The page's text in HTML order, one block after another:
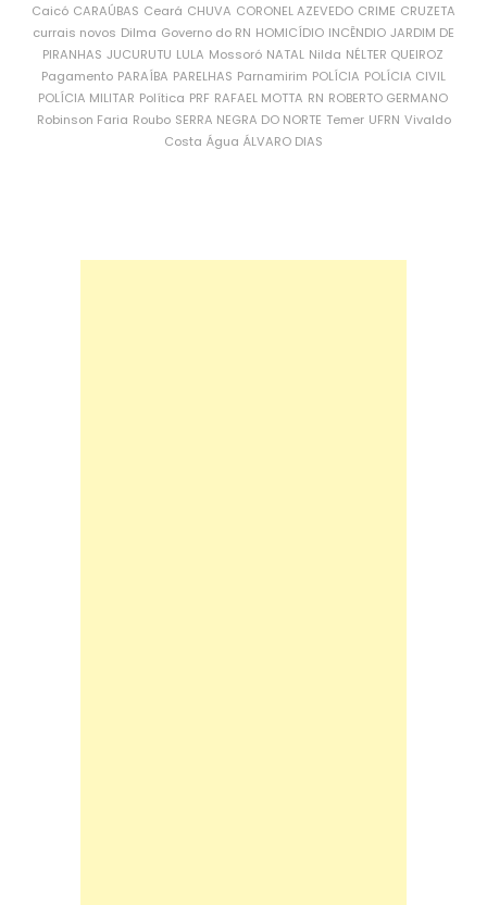
Caicó CARAÚBAS Ceará CHUVA CORONEL AZEVEDO CRIME CRUZETA
currais novos Dilma Governo do RN HOMICÍDIO INCÊNDIO JARDIM DE
PIRANHAS JUCURUTU LULA Mossoró NATAL Nilda NÉLTER QUEIROZ
Pagamento PARAÍBA PARELHAS Parnamirim POLÍCIA POLÍCIA CIVIL
POLÍCIA MILITAR Política PRF RAFAEL MOTTA RN ROBERTO GERMANO
Robinson Faria Roubo SERRA NEGRA DO NORTE Temer UFRN Vivaldo
Costa Água ÁLVARO DIAS